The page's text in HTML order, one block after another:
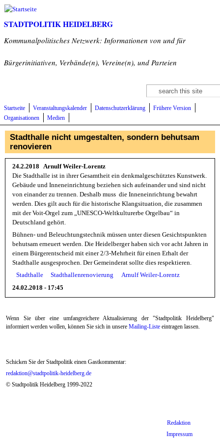
Direkt zum Inhalt
STADTPOLITIK HEIDELBERG
Kommunalpolitisches Netzwerk: Informationen von und für
Bürgerinitiativen, Verbände(n), Vereine(n), und Parteien
Suchformular
Suche
Startseite Veranstaltungskalender Datenschutzerklärung
Frühere Version
Organisationen
Medien
Stadthalle nicht umgestalten, sondern behutsam
renovieren
24.2.2018 Arnulf Weiler-Lorentz
Die Stadthalle ist in ihrer Gesamtheit ein denkmalgeschütztes Kunstwerk.
Gebäude und Inneneinrichtung beziehen sich aufeinander und sind nicht
von einander zu trennen. Deshalb muss die Inneneinrichtung bewahrt
werden. Dies gilt auch für die historische Klangsituation, die zusammen
mit der Voit-Orgel zum „UNESCO-Weltkulturerbe Orgelbau“ in
Deutschland gehört.
Bühnen- und Beleuchtungstechnik müssen unter diesen Gesichtspunkten
behutsam erneuert werden. Die Heidelberger haben sich vor acht Jahren in
einem Bürgerentscheid mit einer 2/3-Mehrheit für einen Erhalt der
Stadthalle ausgesprochen. Der Gemeinderat sollte dies respektieren.
Stadthalle
Stadthallenrenovierung
Arnulf Weiler-Lorentz
24.02.2018 - 17:45
Wenn Sie über eine umfangreichere Aktualisierung der "Stadtpolitik Heidelberg"
informiert werden wollen, können Sie sich in unsere Mailing-Liste eintragen lassen.
Schicken Sie der Stadtpolitik einen Gastkommentar:
redaktion@stadtpolitik-heidelberg.de
© Stadtpolitik Heidelberg 1999-2022
Redaktion
Impressum